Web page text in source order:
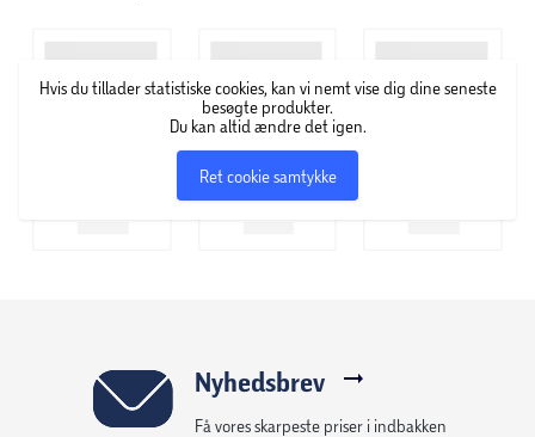
Hvis du tillader statistiske cookies, kan vi nemt vise dig dine seneste
besøgte produkter.
Du kan altid ændre det igen.
Ret cookie samtykke
Nyhedsbrev
Få vores skarpeste priser i indbakken